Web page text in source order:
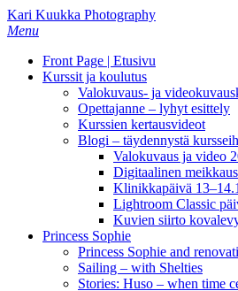
Skip
to
content
Kari Kuukka Photography
Menu
Front Page | Etusivu
Kurssit ja koulutus
Valokuvaus- ja
Opettajanne – lyhyt esittely
Kurssien kertausvideot
Blogi – täydennystä
Valokuvaus ja video
Digitaalinen
Klinikkapäivä
Lightroom Classic
Kuvien siirto
Princess Sophie
Princess Sophie and
Sailing – with Shelties
Stories: Huso – when time